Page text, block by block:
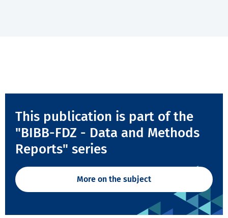
This publication is part of the
"BIBB-FDZ - Data and Methods
Reports" series
More on the subject